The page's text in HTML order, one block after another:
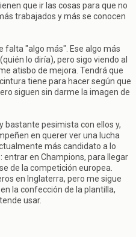
que ir las cosas para que no
trabajados y más se conocen
falta "algo más". Ese algo más
lo diría), pero sigo viendo al
atisbo de mejora. Tendrá que
tiene para hacer según que
siguen sin darme la imagen de
bastante pesimista con ellos y,
en querer ver una lucha
más candidato a lo
entrar en Champions, para llegar
de la competición europea.
en Inglaterra, pero me sigue
la confección de la plantilla,
usar.